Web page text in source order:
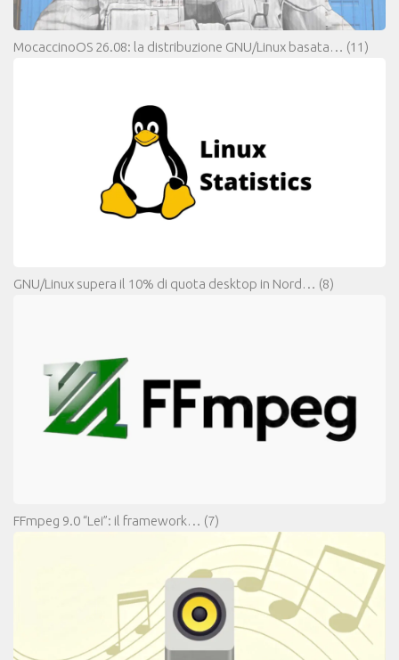
MocaccinoOS 26.08: la distribuzione GNU/Linux basata… (11)
GNU/Linux supera il 10% di quota desktop in Nord… (8)
FFmpeg 9.0 “Lei”: il framework… (7)